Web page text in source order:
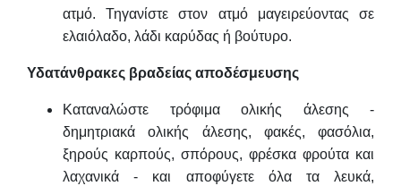
ατμό. Τηγανίστε στον ατμό μαγειρεύοντας σε
ελαιόλαδο, λάδι καρύδας ή βούτυρο.
Υδατάνθρακες βραδείας αποδέσμευσης
Καταναλώστε τρόφιμα ολικής άλεσης -
δημητριακά ολικής άλεσης, φακές, φασόλια,
ξηρούς καρπούς, σπόρους, φρέσκα φρούτα και
λαχανικά - και αποφύγετε όλα τα λευκά,